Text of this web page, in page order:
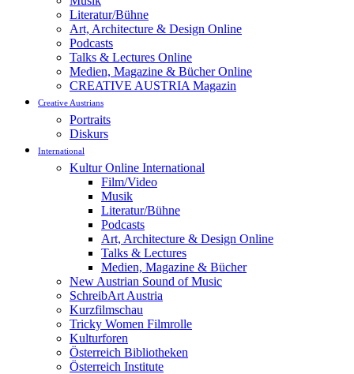
Literatur/Bühne
Art, Architecture & Design Online
Podcasts
Talks & Lectures Online
Medien, Magazine & Bücher Online
CREATIVE AUSTRIA Magazin
Creative Austrians
Portraits
Diskurs
International
Kultur Online International
Film/Video
Musik
Literatur/Bühne
Podcasts
Art, Architecture & Design Online
Talks & Lectures
Medien, Magazine & Bücher
New Austrian Sound of Music
SchreibArt Austria
Kurzfilmschau
Tricky Women Filmrolle
Kulturforen
Österreich Bibliotheken
Österreich Institute